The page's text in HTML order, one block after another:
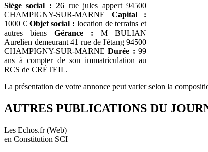
Siège social : 26 rue jules appert 94500
CHAMPIGNY-SUR-MARNE Capital :
1000 € Objet social : location de terrains et
autres biens Gérance : M BULIAN
Aurelien demeurant 41 rue de l'étang 94500
CHAMPIGNY-SUR-MARNEDurée : 99
ans à compter de son immatriculation au
RCS de CRÉTEIL.
La présentation de votre annonce peut varier selon la
AUTRES PUBLICATIONS DU
Les Echos.fr (Web)
en Constitution SCI